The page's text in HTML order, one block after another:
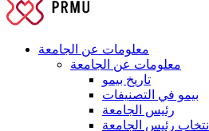
معلومات عن الجامعة
معلومات عن الجامعة
تاريخ بيمو
بيمو في التصنيفات
رئيس الجامعة
انتخاب رئيس الجامعة